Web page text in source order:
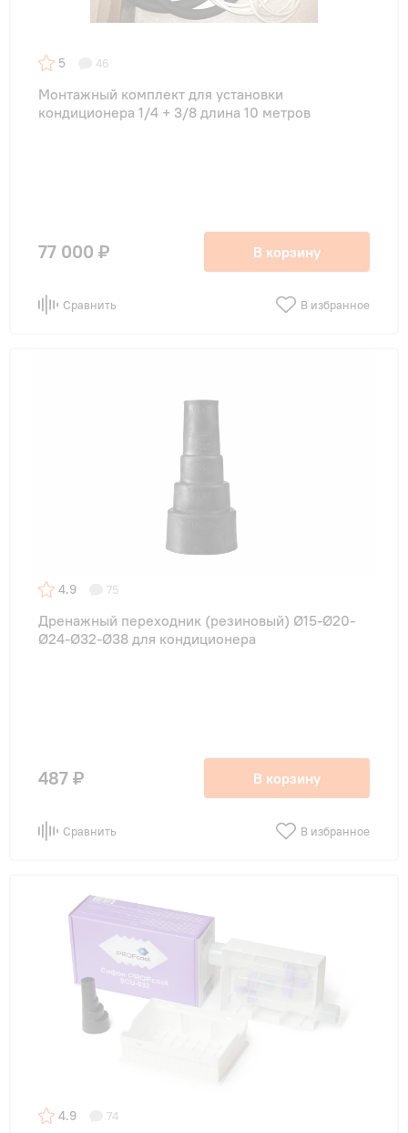
5 46
Монтажный комплект для установки
кондиционера 1/4 + 3/8 длина 10 метров
77 000 ₽ В корзину
Сравнить В избранное
4.9 75
Дренажный переходник (резиновый) Ø15-Ø20-
Ø24-Ø32-Ø38 для кондиционера
487 ₽ В корзину
Сравнить В избранное
4.9 74